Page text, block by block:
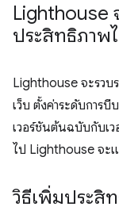
Lighthouse
ประสิทธิภาพ
Lighthouse จะรวบ
เว็บ ตั้งค่าระดับการ
เวอร์ชันต้นฉบับกับเ
ไป Lighthouse จะ
วิธีเพิ่มประสิ